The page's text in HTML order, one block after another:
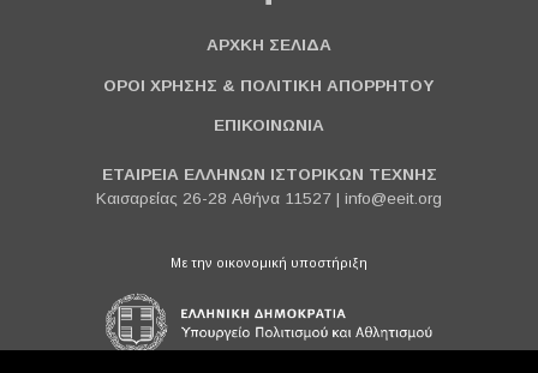
ΑΡΧΚΗ ΣΕΛΙΔΑ
ΟΡΟΙ ΧΡΗΣΗΣ & ΠΟΛΙΤΙΚΗ ΑΠΟΡΡΗΤΟΥ
ΕΠΙΚΟΙΝΩΝΙΑ
ΕΤΑΙΡΕΙΑ ΕΛΛΗΝΩΝ ΙΣΤΟΡΙΚΩΝ ΤΕΧΝΗΣ
Καισαρείας 26-28 Αθήνα 11527 | info@eeit.org
Με την οικονομική υποστήριξη